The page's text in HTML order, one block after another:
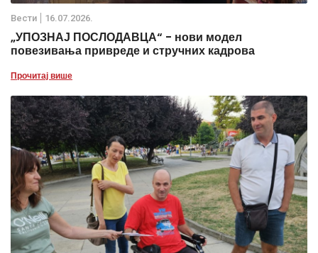
Вести 16.07.2026.
„УПОЗНАЈ ПОСЛОДАВЦА“ - нови модел
повезивања привреде и стручних кадрова
Прочитај више